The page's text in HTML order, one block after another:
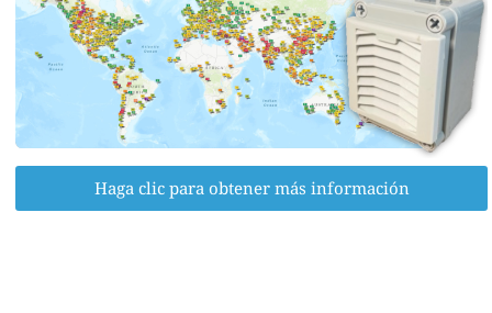
Haga clic para obtener más información